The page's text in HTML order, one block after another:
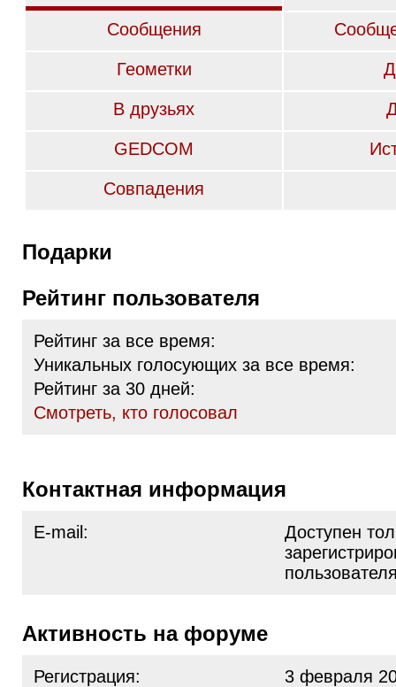
Сообщения
Геометки
В друзьях
GEDCOM
Совпадения
Подарки
Рейтинг пользователя
Рейтинг за все время:
Уникальных голосующих за все время:
Рейтинг за 30 дней:
Cмотреть, кто голосовал
Контактная информация
E-mail:
Доступен
Активность на форуме
Регистрация:
3 февраля